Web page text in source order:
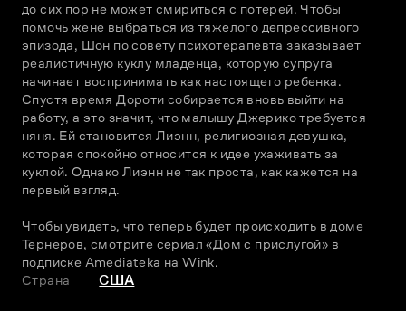
до сих пор не может смириться с потерей. Чтобы
помочь жене выбраться из тяжелого депрессивного
эпизода, Шон по совету психотерапевта заказывает
реалистичную куклу младенца, которую супруга
начинает воспринимать как настоящего ребенка.
Спустя время Дороти собирается вновь выйти на
работу, а это значит, что малышу Джерико требуется
няня. Ей становится Лиэнн, религиозная девушка,
которая спокойно относится к идее ухаживать за
куклой. Однако Лиэнн не так проста, как кажется на
первый взгляд.
Чтобы увидеть, что теперь будет происходить в доме
Тернеров, смотрите сериал «Дом с прислугой» в
подписке Amediateka на Wink.
Страна
США